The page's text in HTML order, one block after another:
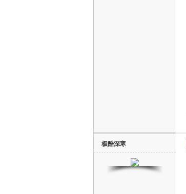
极酷深寒